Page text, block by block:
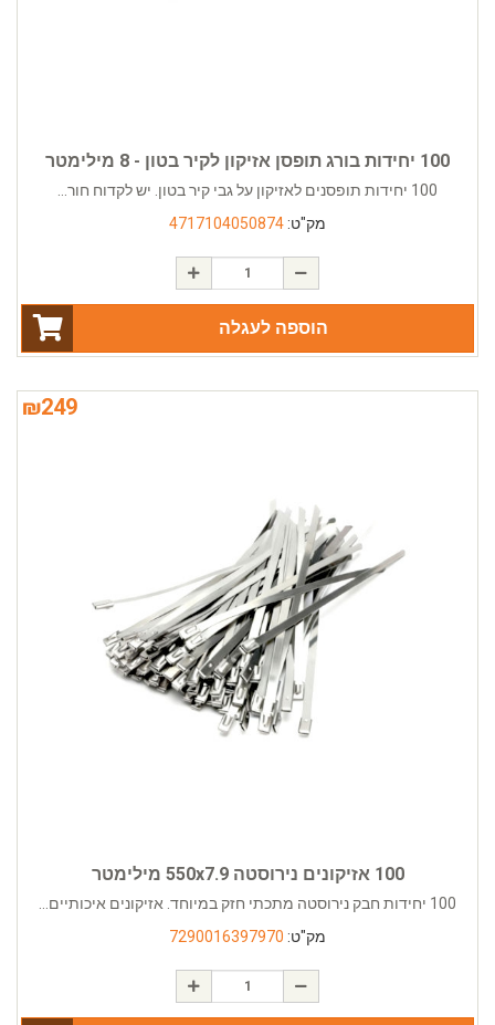
100 יחידות בורג תופסן אזיקון לקיר בטון - 8 מילימטר
100 יחידות תופסנים לאזיקון על גבי קיר בטון. יש לקדוח חור...
מק"ט: 4717104050874
הוספה לעגלה
₪249
100 אזיקונים נירוסטה 550x7.9 מילימטר
100 יחידות חבק נירוסטה מתכתי חזק במיוחד. אזיקונים איכותיים...
מק"ט: 7290016397970